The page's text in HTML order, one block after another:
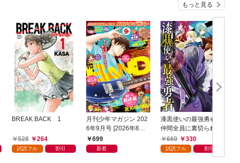
もっと見る
BREAK BACK 1
528 264
試読フル 割引
月刊少年マガジン 202
6年9月号 [2026年8月6
日発売]
699
新着
漆黒使いの最強勇者
仲間全員に裏切られた
ので最強の魔物と組み
ます 1巻
660 330
試読フル 割引